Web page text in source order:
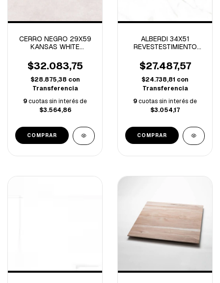
CERRO NEGRO 29X59
KANSAS WHITE
$32.083,75
$28.875,38 con
Transferencia
9cuotas sin interés de
$3.564,86
ALBERDI 34X51
REVESTESTIMIENTO
BRILLANTE 1º-2.27M/C
$27.487,57
$24.738,81 con
Transferencia
9cuotas sin interés de
$3.054,17